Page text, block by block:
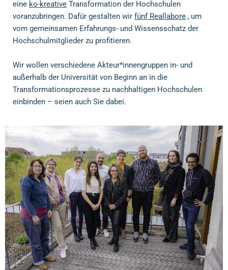
eine ko-kreative Transformation der Hochschulen
voranzubringen. Dafür gestalten wir fünf Reallabore , um
vom gemeinsamen Erfahrungs- und Wissensschatz der
Hochschulmitglieder zu profitieren.
Wir wollen verschiedene Akteur*innengruppen in- und
außerhalb der Universität von Beginn an in die
Transformationsprozesse zu nachhaltigen Hochschulen
einbinden – seien auch Sie dabei.